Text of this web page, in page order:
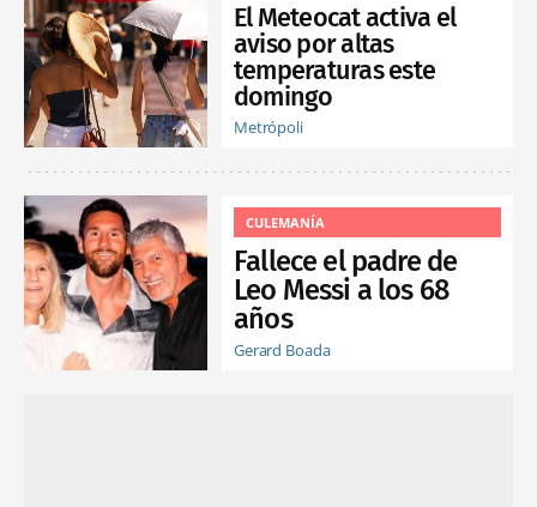
El Meteocat activa el
aviso por altas
temperaturas este
domingo
Metrópoli
CULEMANÍA
Fallece el padre de
Leo Messi a los 68
años
Gerard Boada